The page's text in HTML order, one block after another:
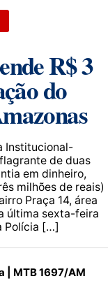
R$ 3
do
Institucional-
de duas
em dinheiro,
milhões de reais)
Praça 14, área
última sexta-feira
Polícia […]
| MTB 1697/AM